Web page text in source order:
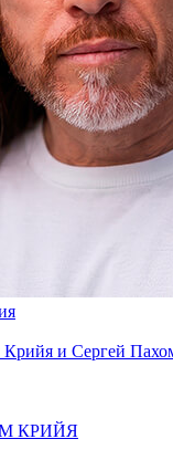
Крийя и Сергей
КРИЙЯ